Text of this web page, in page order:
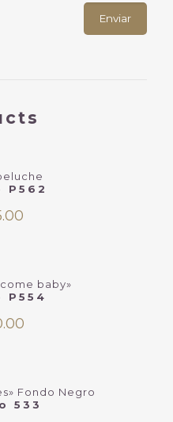
P562
baby»
P554
Fondo Negro
533